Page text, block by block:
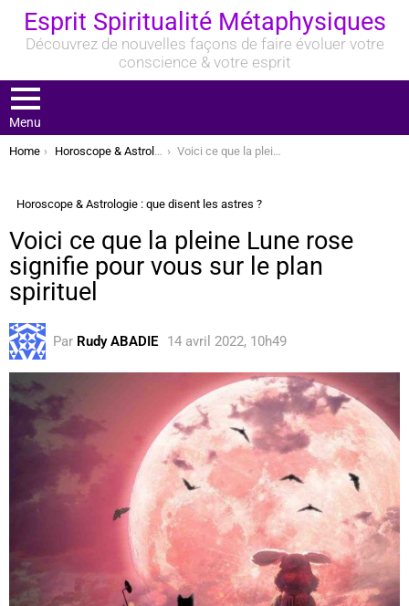
Esprit Spiritualité Métaphysiques
Découvrez de nouvelles façons de faire évoluer votre
conscience & votre esprit
Menu
You are here:
Home Horoscope & Astrologie : que disent les astres ? Voici ce que la pleine Lune rose signifie pour vous sur le plan spirituel
Horoscope & Astrologie : que disent les astres ?
Voici ce que la pleine Lune rose
signifie pour vous sur le plan
spirituel
Par Rudy ABADIE 14 avril 2022, 10h49